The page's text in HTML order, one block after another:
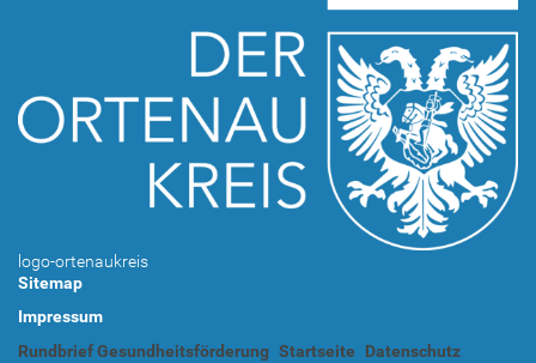
logo-ortenaukreis
Sitemap
Impressum
Rundbrief Gesundheitsförderung Startseite
Datenschutz